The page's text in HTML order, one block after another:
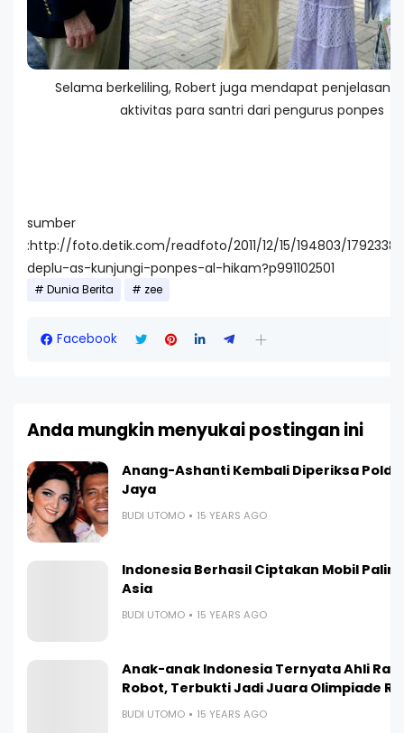
Selama berkeliling, Robert juga mendapat penjelasan
aktivitas para santri dari pengurus ponpes
sumber
:http://foto.detik.com/readfoto/2011/12/15/194803/
deplu-as-kunjungi-ponpes-al-hikam?p991102501
Dunia Berita zee
Facebook
Anda mungkin menyukai postingan ini
Anang-Ashanti Kembali Diperiksa
Jaya
BUDI UTOMO 15 YEARS AGO
Indonesia Berhasil Ciptakan Mobil
Asia
BUDI UTOMO 15 YEARS AGO
Anak-anak Indonesia Ternyata Ahli
Robot, Terbukti Jadi Juara Olimpiade
BUDI UTOMO 15 YEARS AGO